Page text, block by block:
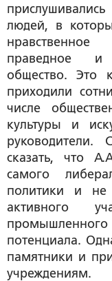
людей, в
праведное и
общество.
приходили
числе
культуры и
сказать, что
самого
политики и
активного
потенциала.
памятники и
учреждениям.